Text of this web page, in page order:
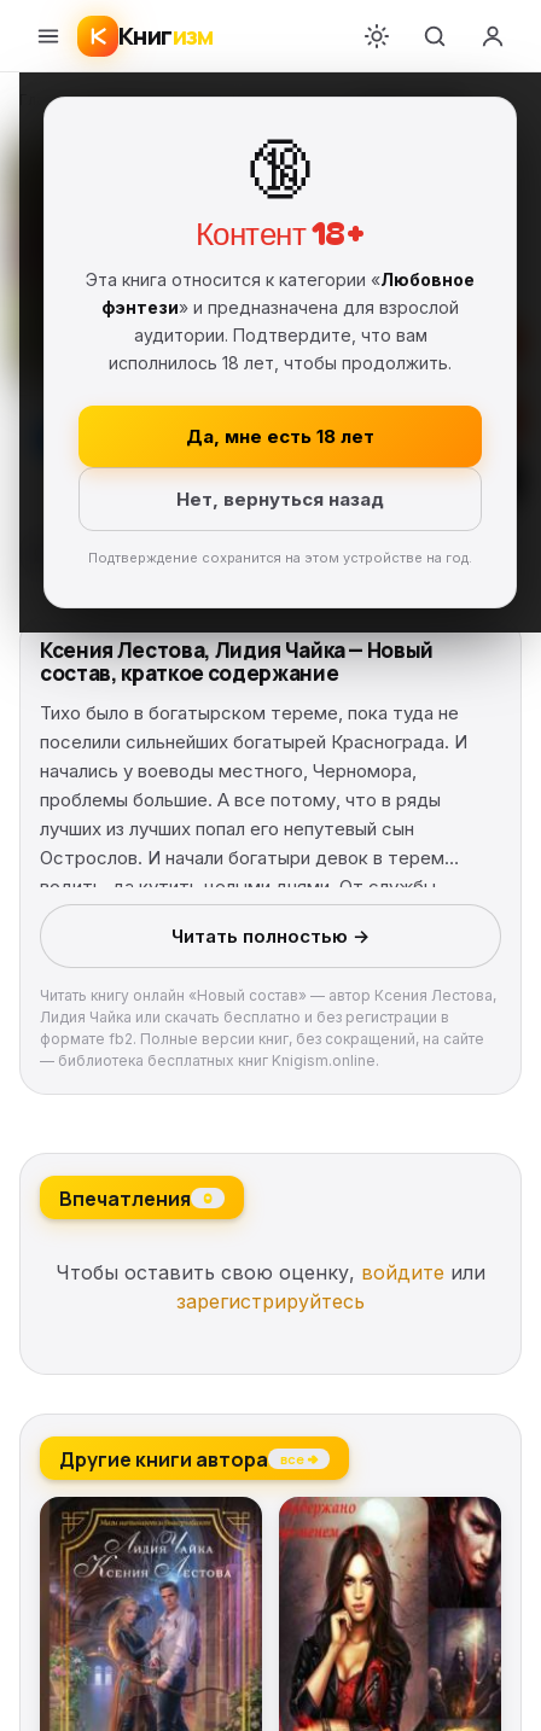
Книгизм
🔞
Контент 18+
Эта книга относится к категории «Любовное
фэнтези» и предназначена для взрослой
аудитории. Подтвердите, что вам
исполнилось 18 лет, чтобы продолжить.
Да, мне есть 18 лет
Нет, вернуться назад
Подтверждение сохранится на этом устройстве на год.
Главная›Любовное фэнтези›Ксения Лестова›Новый состав
Новый состав
Ксения Лестова
Серия: Тридцать четыре холостяка
(#2)
Читать
Ксения Лестова, Лидия Чайка — Новый
состав, краткое содержание
Тихо было в богатырском тереме, пока туда не
поселили сильнейших богатырей Краснограда. И
начались у воеводы местного, Черномора,
проблемы большие. А все потому, что в ряды
лучших из лучших попал его непутевый сын
Острослов. И начали богатыри девок в терем
водить, да кутить целыми днями. От службы
отлынивать. Продолжалось так до тех пор, пока
Тимофей, кот ученый, не перенес в Отражающий
мир девицу. Испугалась она, не захотела в чуждом
ей мире оставаться, да только увидела среди
богатырей местных того, кто очень долгое время
являлся ей во снах, да в отражениях мерещился.
Признал ее и молодец, что гнал от себя образ
вот она, рядом стоит…
Читать полностью →
Читать книгу онлайн «Новый состав» — автор Ксения Лестова,
Лидия Чайка или скачать бесплатно и без регистрации в
формате fb2. Полные версии книг, без сокращений, на сайте
— библиотека бесплатных книг Knigism.online.
Впечатления 0
Чтобы оставить свою оценку, войдите или
зарегистрируйтесь
Другие книги автора все →